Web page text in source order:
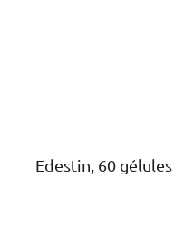
Edestin, 60 gélules